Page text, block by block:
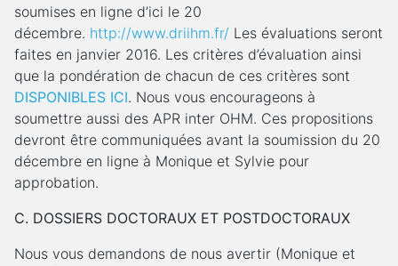
soumises en ligne d’ici le 20
décembre. http://www.driihm.fr/ Les évaluations seront
faites en janvier 2016. Les critères d’évaluation ainsi
que la pondération de chacun de ces critères sont
DISPONIBLES ICI. Nous vous encourageons à
soumettre aussi des APR inter OHM. Ces propositions
devront être communiquées avant la soumission du 20
décembre en ligne à Monique et Sylvie pour
approbation.
C. DOSSIERS DOCTORAUX ET POSTDOCTORAUX
Nous vous demandons de nous avertir (Monique et